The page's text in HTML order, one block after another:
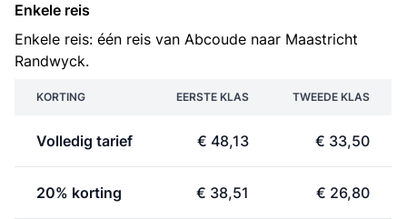
Enkele reis
Enkele reis: één reis van Abcoude naar Maastricht
Randwyck.
KORTING EERSTE KLAS TWEEDE KLAS
Volledig tarief € 48,13 € 33,50
20% korting € 38,51 € 26,80